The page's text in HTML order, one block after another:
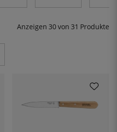
Anzeigen 30von 31 Produkte